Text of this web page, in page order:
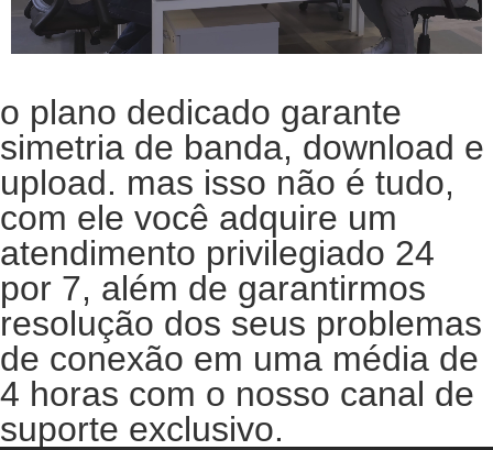
o plano dedicado garante
simetria de banda, download e
upload. mas isso não é tudo,
com ele você adquire um
atendimento privilegiado 24
por 7, além de garantirmos
resolução dos seus problemas
de conexão em uma média de
4 horas com o nosso canal de
suporte exclusivo.